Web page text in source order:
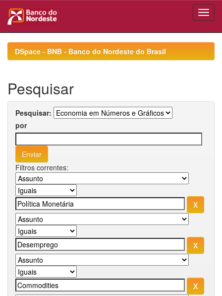
navigationDSpace - BNB - Banco do Nordeste do Brasil
Pesquisar
Pesquisar:
por
Filtros correntes: